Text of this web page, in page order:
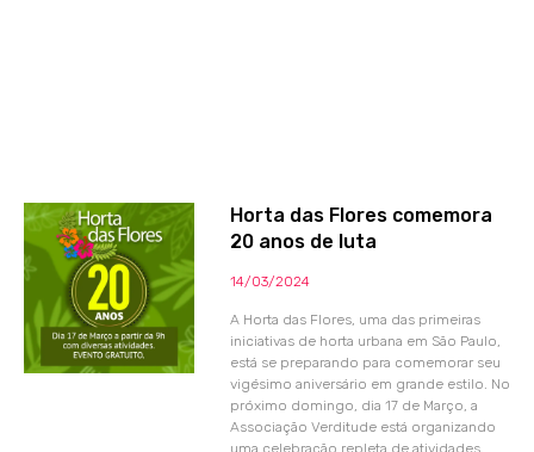
Horta das Flores comemora
20 anos de luta
14/03/2024
A Horta das Flores, uma das primeiras
iniciativas de horta urbana em São Paulo,
está se preparando para comemorar seu
vigésimo aniversário em grande estilo. No
próximo domingo, dia 17 de Março, a
Associação Verditude está organizando
uma celebração repleta de atividades